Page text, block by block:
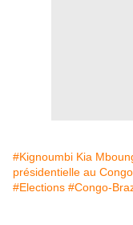
#Kignoumbi Kia
présidentielle au Congo
#Elections #Congo-